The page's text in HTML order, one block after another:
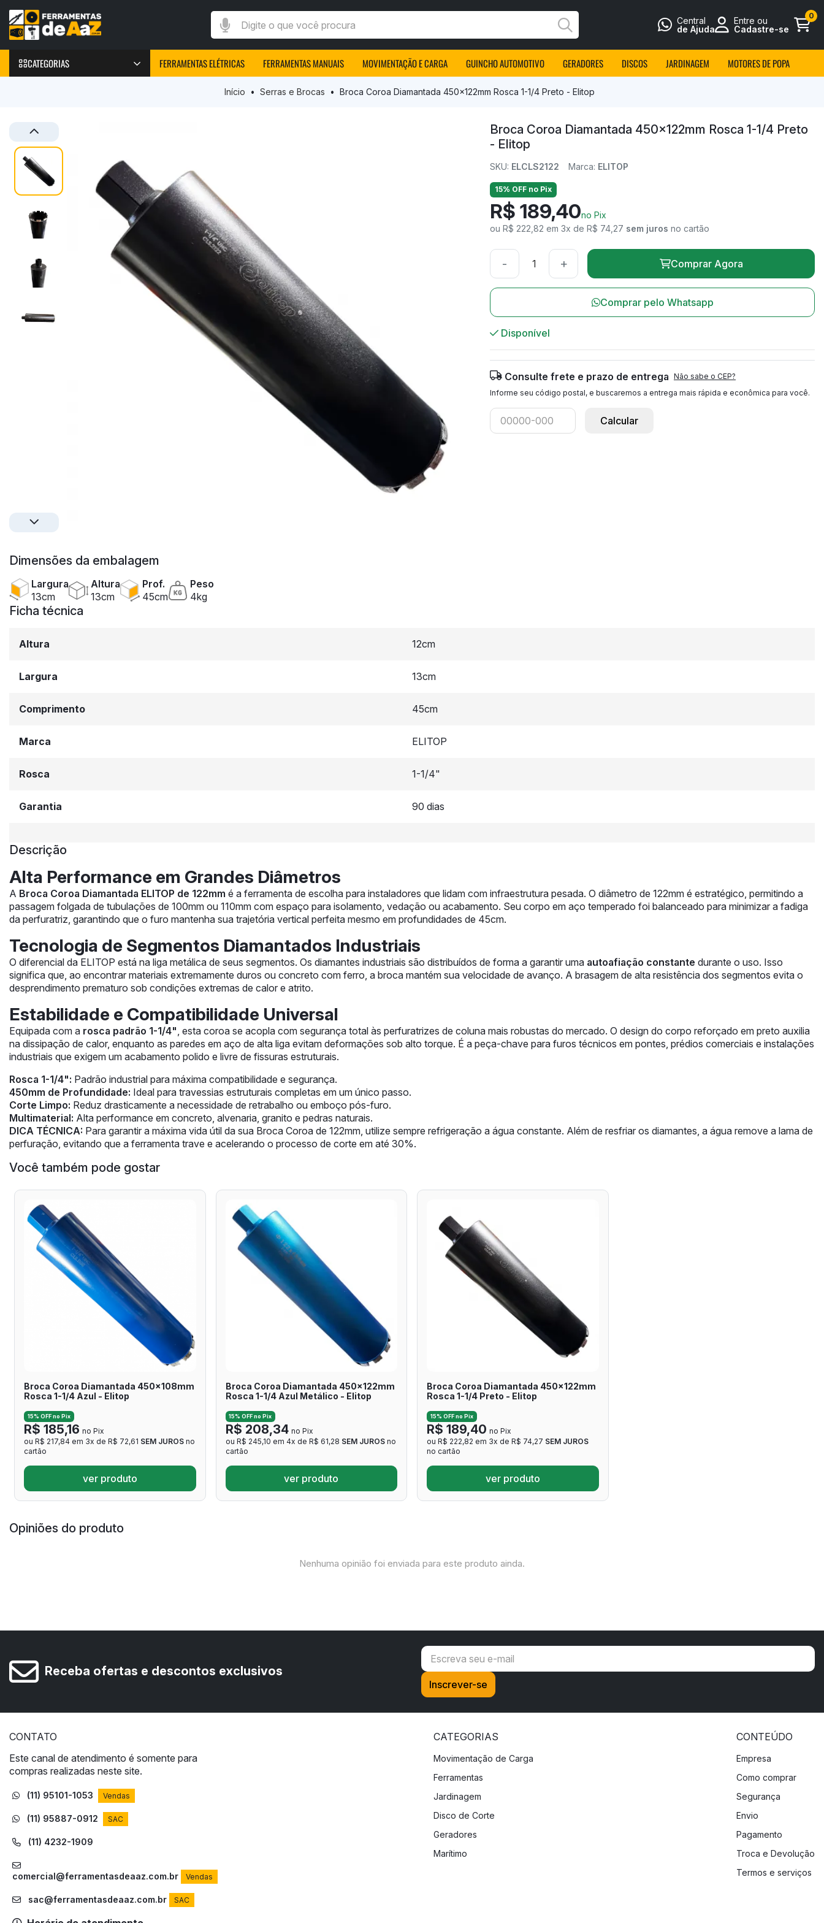
Digite o que você procura
Busca
Central
de Ajuda
Entre ou
Cadastre-se
0
CATEGORIAS
Marteletes elétricos
Peças e Acessórios
Máquinas de Solda
FERRAMENTAS ELÉTRICAS FERRAMENTAS MANUAIS MOVIMENTAÇÃO E CARGA GUINCHO AUTOMOTIVO GERADORES DISCOS JARDINAGEM MOTORES DE POPA
Início Serras e Brocas Broca Coroa Diamantada 450x122mm Rosca 1-1/4 Preto - Elitop
Broca Coroa Diamantada 450x122mm Rosca 1-1/4 Preto
- Elitop
SKU: ELCLS2122 Marca: ELITOP
15% OFF no Pix
R$ 189,40no Pix
ou R$ 222,82 em 3x de R$ 74,27 sem juros no cartão
- + Comprar Agora
Comprar pelo Whatsapp
Disponível
Consulte frete e prazo de entrega Não sabe o CEP?
Informe seu código postal, e buscaremos a entrega mais rápida e econômica para você.
Calcular
Dimensões da embalagem
Largura
13cm
Altura
13cm
Prof.
45cm
Peso
4kg
Ficha técnica
Altura 12cm
Largura 13cm
Comprimento 45cm
Marca ELITOP
Rosca 1-1/4"
Garantia 90 dias
Descrição
Alta Performance em Grandes Diâmetros
A Broca Coroa Diamantada ELITOP de 122mm é a ferramenta de escolha para instaladores que lidam com infraestrutura pesada. O diâmetro de 122mm é estratégico, permitindo a
passagem folgada de tubulações de 100mm ou 110mm com espaço para isolamento, vedação ou acabamento. Seu corpo em aço temperado foi balanceado para minimizar a fadiga
da perfuratriz, garantindo que o furo mantenha sua trajetória vertical perfeita mesmo em profundidades de 45cm.
Tecnologia de Segmentos Diamantados Industriais
O diferencial da ELITOP está na liga metálica de seus segmentos. Os diamantes industriais são distribuídos de forma a garantir uma autoafiação constante durante o uso. Isso
significa que, ao encontrar materiais extremamente duros ou concreto com ferro, a broca mantém sua velocidade de avanço. A brasagem de alta resistência dos segmentos evita o
desprendimento prematuro sob condições extremas de calor e atrito.
Estabilidade e Compatibilidade Universal
Equipada com a rosca padrão 1-1/4", esta coroa se acopla com segurança total às perfuratrizes de coluna mais robustas do mercado. O design do corpo reforçado em preto auxilia
na dissipação de calor, enquanto as paredes em aço de alta liga evitam deformações sob alto torque. É a peça-chave para furos técnicos em pontes, prédios comerciais e instalações
industriais que exigem um acabamento polido e livre de fissuras estruturais.
Rosca 1-1/4": Padrão industrial para máxima compatibilidade e segurança.
450mm de Profundidade: Ideal para travessias estruturais completas em um único passo.
Corte Limpo: Reduz drasticamente a necessidade de retrabalho ou emboço pós-furo.
Multimaterial: Alta performance em concreto, alvenaria, granito e pedras naturais.
DICA TÉCNICA: Para garantir a máxima vida útil da sua Broca Coroa de 122mm, utilize sempre refrigeração a água constante. Além de resfriar os diamantes, a água remove a lama de
perfuração, evitando que a ferramenta trave e acelerando o processo de corte em até 30%.
Você também pode gostar
Broca Coroa Diamantada 450x108mm
Rosca 1-1/4 Azul - Elitop
15% OFF no Pix
R$ 185,16 no Pix
ou R$ 217,84 em 3x de R$ 72,61 SEM JUROS no
cartão
ver produto
Broca Coroa Diamantada 450x122mm
Rosca 1-1/4 Azul Metálico - Elitop
15% OFF no Pix
R$ 208,34 no Pix
ou R$ 245,10 em 4x de R$ 61,28 SEM JUROSno
cartão
ver produto
Broca Coroa Diamantada 450x122mm
Rosca 1-1/4 Preto - Elitop
15% OFF no Pix
R$ 189,40 no Pix
ou R$ 222,82 em 3x de R$ 74,27 SEM JUROS
no cartão
ver produto
Opiniões do produto
Nenhuma opinião foi enviada para este produto ainda.
Receba ofertas e descontos exclusivos
CONTATO
Este canal de atendimento é somente para
compras realizadas neste site.
(11) 95101-1053 Vendas
(11) 95887-0912 SAC
(11) 4232-1909
comercial@ferramentasdeaaz.com.br Vendas
sac@ferramentasdeaaz.com.br SAC
CATEGORIAS
Movimentação de Carga
Ferramentas
Jardinagem
Disco de Corte
Geradores
Marítimo
CONTEÚDO
Empresa
Como comprar
Segurança
Envio
Pagamento
Troca e Devolução
Termos e serviços